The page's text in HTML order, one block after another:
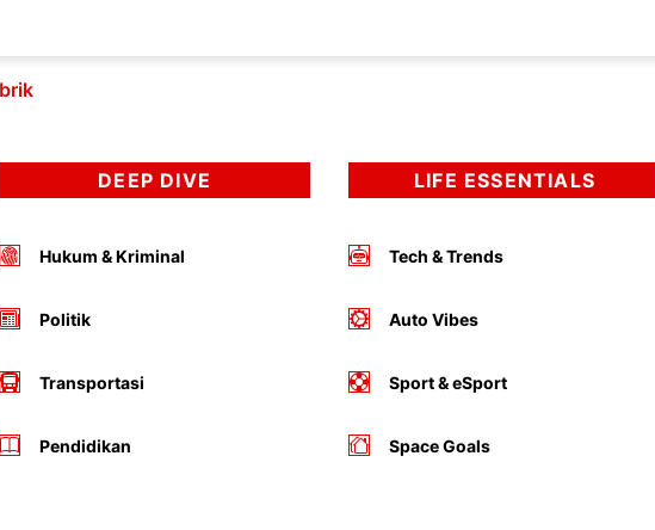
DEEP DIVE
Hukum & Kriminal
Politik
Transportasi
Pendidikan
LIFE ESSENTIALS
Tech & Trends
Auto Vibes
Sport & eSport
Space Goals